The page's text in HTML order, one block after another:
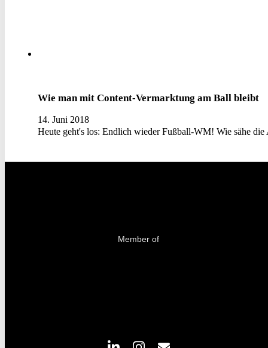
Wie man mit Content-Vermarktung am Ball bleibt
14. Juni 2018
Heute geht's los: Endlich wieder Fußball-WM! Wie sähe
Member of